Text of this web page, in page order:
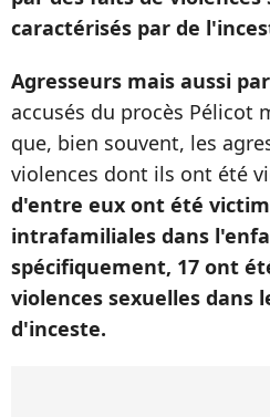
caractérisés par de
Agresseurs mais aussi
accusés du procès Pélicot
que, bien souvent, les
violences dont ils ont été
d'entre eux ont été
intrafamiliales dans
spécifiquement, 17 ont
violences sexuelles dans
d'inceste.